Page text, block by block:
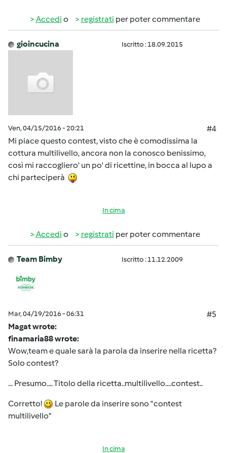
Accedi o registrati per poter commentare
gioincucina Iscritto : 18.09.2015
Ven, 04/15/2016 - 20:21
#4
Mi piace questo contest, visto che è comodissima la
cottura multilivello, ancora non la conosco benissimo,
così mi raccogliero' un po' di ricettine, in bocca al lupo a
chi parteciperà
In cima
Accedi o registrati per poter commentare
Team Bimby Iscritto : 11.12.2009
Mar, 04/19/2016 - 06:31
#5
Magat wrote:
finamaria88 wrote:
Wow,team e quale sarà la parola da inserire nella ricetta?
Solo contest?
... Presumo.... Titolo della ricetta..multilivello....contest..
Corretto!
Le parole da inserire sono "contest
multilivello"
In cima